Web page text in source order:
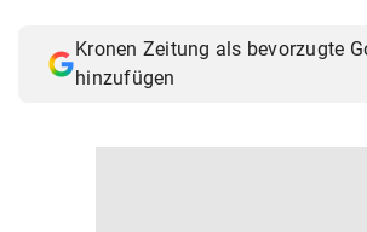
Kronen Zeitung als bevorzugte
hinzufügen